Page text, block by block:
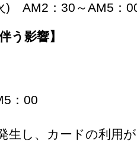
) AM2：30～AM5：
う影響】
：00
し、カードの利用が